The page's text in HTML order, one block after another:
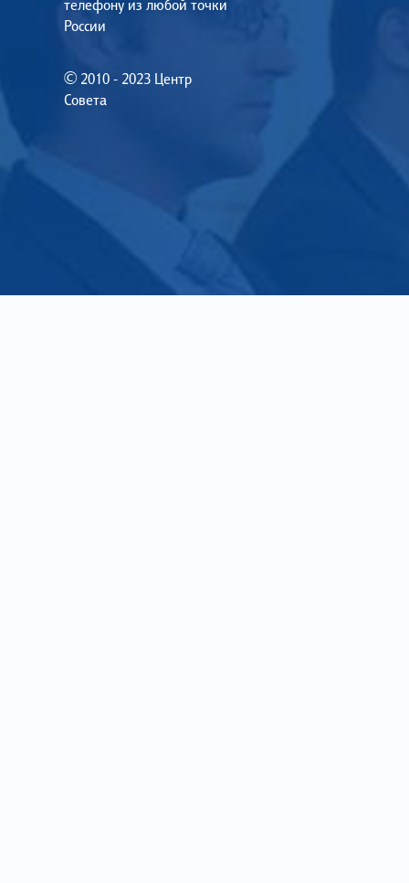
телефону из любой точки
России
© 2010 - 2023 Центр
Совета